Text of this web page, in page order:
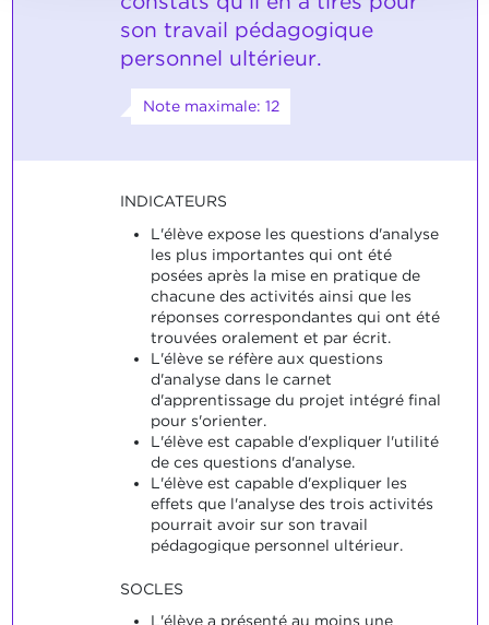
son travail pédagogique
personnel ultérieur.
Note maximale: 12
INDICATEURS
L'élève expose les questions d'analyse
les plus importantes qui ont été
posées après la mise en pratique de
chacune des activités ainsi que les
réponses correspondantes qui ont été
trouvées oralement et par écrit.
L'élève se réfère aux questions
d'analyse dans le carnet
d'apprentissage du projet intégré final
pour s'orienter.
L'élève est capable d'expliquer l'utilité
de ces questions d'analyse.
L'élève est capable d'expliquer les
effets que l'analyse des trois activités
pourrait avoir sur son travail
pédagogique personnel ultérieur.
SOCLES
L'élève a présenté au moins une